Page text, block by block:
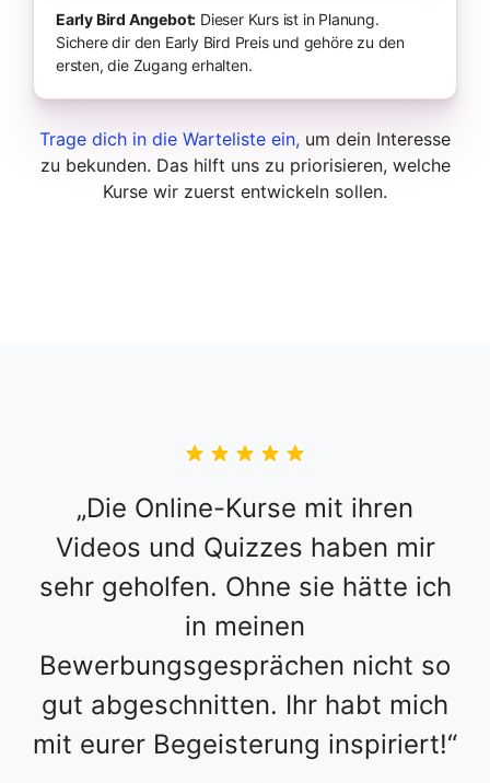
Early Bird Angebot: Dieser Kurs ist in Planung.
Sichere dir den Early Bird Preis und gehöre zu den
ersten, die Zugang erhalten.
Trage dich in die Warteliste ein, um dein Interesse
zu bekunden. Das hilft uns zu priorisieren, welche
Kurse wir zuerst entwickeln sollen.
Die Online-Kurse mit ihren
Videos und Quizzes haben mir
sehr geholfen. Ohne sie hätte ich
in meinen
Bewerbungsgesprächen nicht so
gut abgeschnitten. Ihr habt mich
mit eurer Begeisterung inspiriert!